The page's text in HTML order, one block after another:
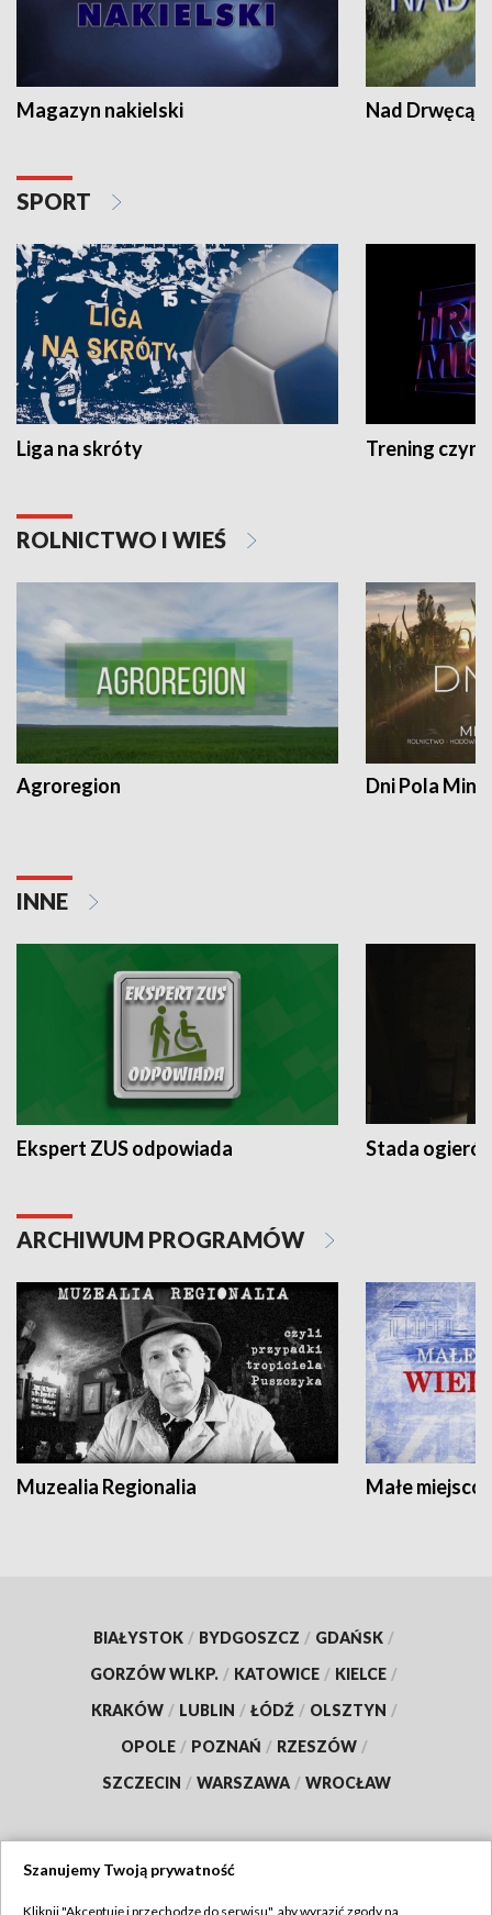
Magazyn nakielski Nad Drwęcą
SPORT
Liga na skróty Trening czyni
ROLNICTWO I WIEŚ
Agroregion Dni Pola
INNE
Ekspert ZUS odpowiada Stada
ARCHIWUM PROGRAMÓW
Muzealia Regionalia Małe
BIAŁYSTOK / BYDGOSZCZ / GDAŃSK /
GORZÓW WLKP. / KATOWICE / KIELCE /
KRAKÓW / LUBLIN / ŁÓDŹ / OLSZTYN /
OPOLE / POZNAŃ / RZESZÓW /
SZCZECIN / WARSZAWA / WROCŁAW
Szanujemy Twoją prywatność
Kliknij "Akceptuję i przechodzę do serwisu", aby wyrazić zgody na